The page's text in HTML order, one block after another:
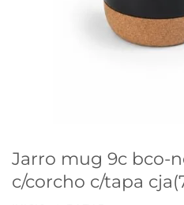
Jarro mug 9c bco-
c/corcho c/tapa